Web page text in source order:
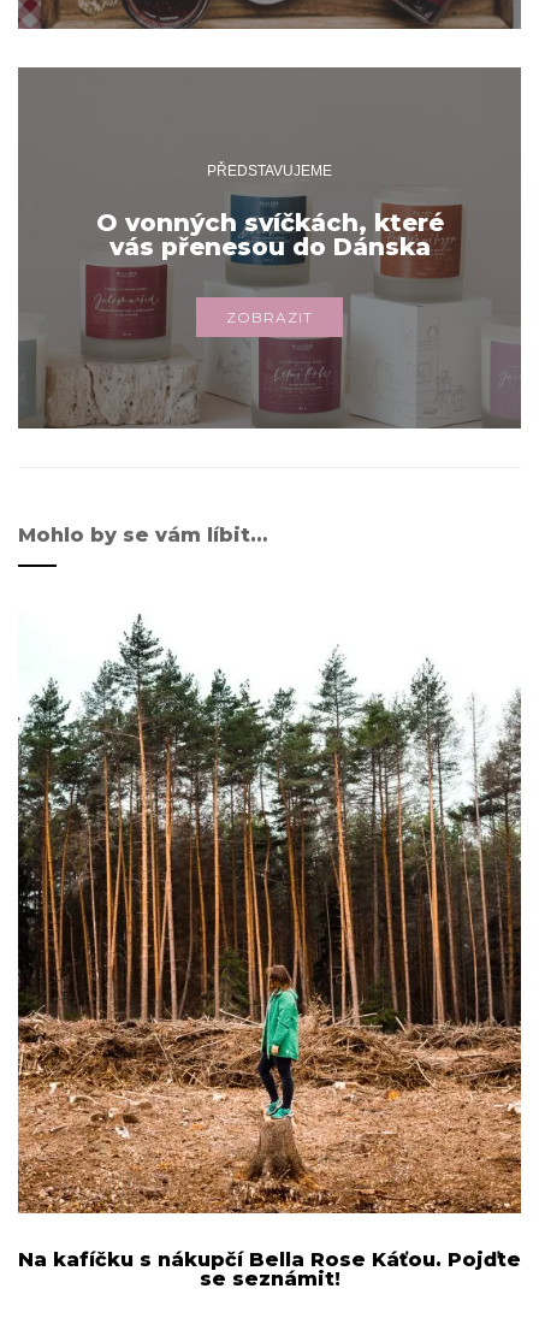
PŘEDSTAVUJEME
O vonných svíčkách, které
vás přenesou do Dánska
ZOBRAZIT
Mohlo by se vám líbit…
Na kafíčku s nákupčí Bella Rose Káťou. Pojďte
se seznámit!